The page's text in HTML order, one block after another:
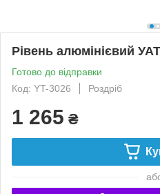
Рівень алюмінієвий
Готово до відправки
Код: YT-3026
Роздріб
1 265 ₴